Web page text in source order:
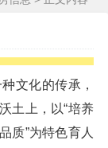
文化的传承，
土上，以“培养
质”为特色育人